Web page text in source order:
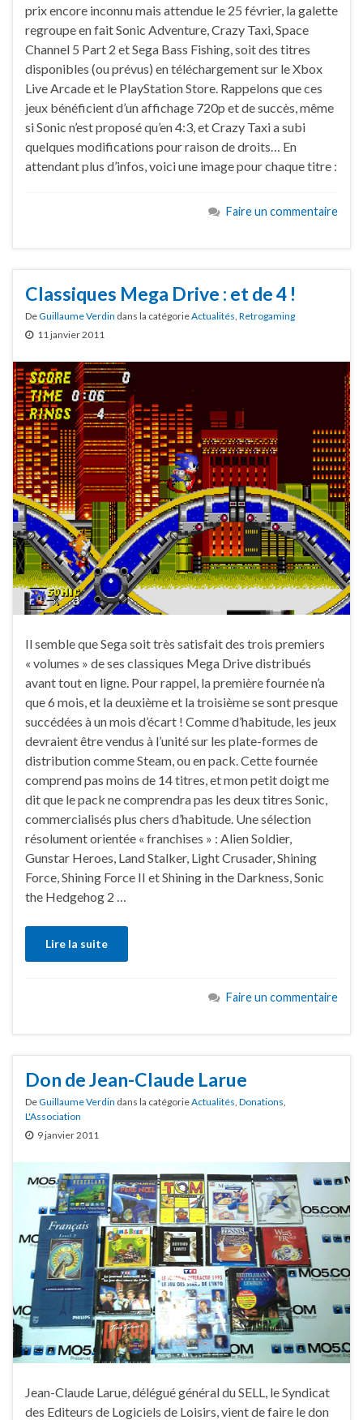
prix encore inconnu mais attendue le 25 février, la galette
regroupe en fait Sonic Adventure, Crazy Taxi, Space
Channel 5 Part 2 et Sega Bass Fishing, soit des titres
disponibles (ou prévus) en téléchargement sur le Xbox
Live Arcade et le PlayStation Store. Rappelons que ces
jeux bénéficient d’un affichage 720p et de succès, même
si Sonic n’est proposé qu’en 4:3, et Crazy Taxi a subi
quelques modifications pour raison de droits… En
attendant plus d’infos, voici une image pour chaque titre :
Faire un commentaire
Classiques Mega Drive : et de 4 !
DeGuillaume Verdin dans la catégorieActualités Retrogaming
11 janvier 2011
Il semble que Sega soit très satisfait des trois premiers
« volumes » de ses classiques Mega Drive distribués
avant tout en ligne. Pour rappel, la première fournée n’a
que 6 mois, et la deuxième et la troisième se sont presque
succédées à un mois d’écart ! Comme d’habitude, les jeux
devraient être vendus à l’unité sur les plate-formes de
distribution comme Steam, ou en pack. Cette fournée
comprend pas moins de 14 titres, et mon petit doigt me
dit que le pack ne comprendra pas les deux titres Sonic,
commercialisés plus chers d’habitude. Une sélection
résolument orientée « franchises » : Alien Soldier,
Gunstar Heroes, Land Stalker, Light Crusader, Shining
Force, Shining Force II et Shining in the Darkness, Sonic
the Hedgehog 2 …
Lire la suite
Faire un commentaire
Don de Jean-Claude Larue
DeGuillaume Verdin dans la catégorieActualités Donations
L'Association
9 janvier 2011
Jean-Claude Larue, délégué général du SELL, le Syndicat
des Editeurs de Logiciels de Loisirs, vient de faire le don